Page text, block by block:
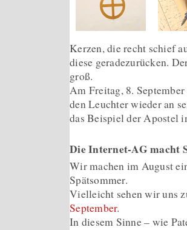
Kerzen, die recht schief
diese geradezurücken.
groß.
Am Freitag, 8.
den Leuchter wieder an
das Beispiel der Apostel
Die Internet-AG macht
Wir machen im August
Spätsommer.
Vielleicht sehen wir uns
September.
In diesem Sinne – wie